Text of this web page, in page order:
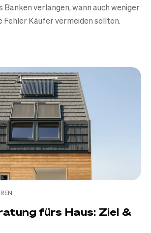
Banken verlangen, wann auch weniger
Fehler Käufer vermeiden sollten.
fürs Haus: Ziel &